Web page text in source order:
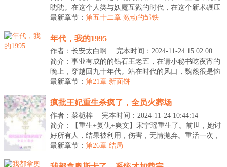
眈眈。在这个人类与妖魔互戮的时代，在这个新术碾压
旧...
最新章节： 第五十二章 激动的邹铁
年代，我的1995
作者：长安太白啊
完本时间：2024-11-24 15:02:00
简介：事业有成的的钻石王老五，在请小秘书吃夜宵的
晚上，穿越回九十年代。站在时代的风口，魏然很是恼
火...
最新章节： 第21章 新面饼
疯批王妃重生杀疯了，全员火葬场
作者：菜栀梓
完本时间：2024-11-24 10:44:14
简介：【重生+复仇+爽文】宋宁瑶重生了。前世，她讨
好所有人，结果被利用，伤害，无情抛弃。重活一次，
宋...
最新章节： 第26章 结局